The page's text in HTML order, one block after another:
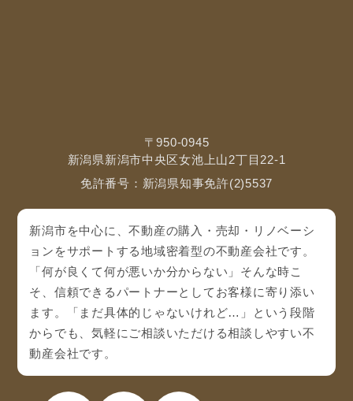
〒950-0945
新潟県新潟市中央区女池上山2丁目22-1
免許番号：新潟県知事免許(2)5537
新潟市を中心に、不動産の購入・売却・リノベーシ
ョンをサポートする地域密着型の不動産会社です。
「何が良くて何が悪いか分からない」そんな時こ
そ、信頼できるパートナーとしてお客様に寄り添い
ます。「まだ具体的じゃないけれど…」という段階
からでも、気軽にご相談いただける相談しやすい不
動産会社です。